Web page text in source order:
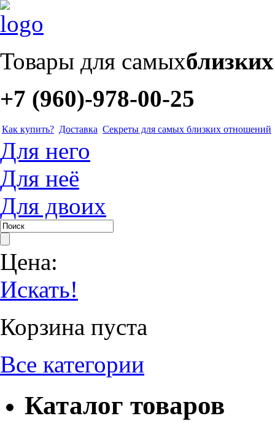
Товары для самых
+7 (960)-978-00-25
Как купить? Доставка Секреты для самых близких отношений
Для него
Для неё
Для двоих
Цена:
Искать!
Корзина пуста
Все категории
Каталог товаров